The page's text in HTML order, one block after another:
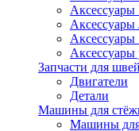
Аксессуары
Аксессуары
Аксессуары
Аксессуары
Запчасти для
Двигатели
Детали
Машины для
Машины для